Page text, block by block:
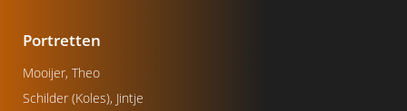
Portretten
Mooijer, Theo
Schilder (Koles), Jintje